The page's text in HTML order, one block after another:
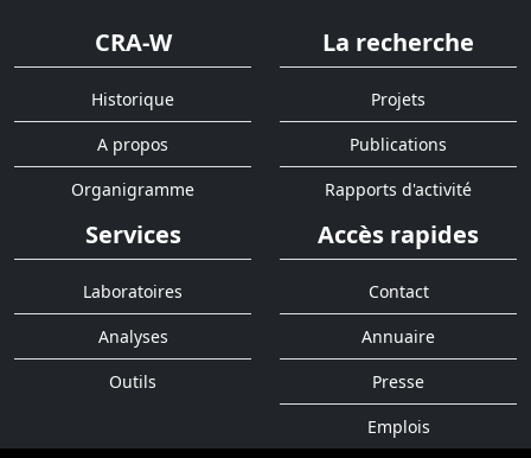
CRA-W
Historique
A propos
Organigramme
La recherche
Projets
Publications
Rapports d'activité
Services
Laboratoires
Analyses
Outils
Accès rapides
Contact
Annuaire
Presse
Emplois